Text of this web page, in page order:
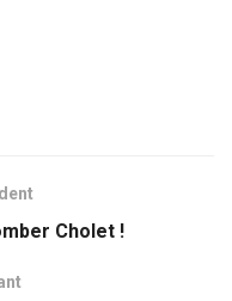
Cholet !